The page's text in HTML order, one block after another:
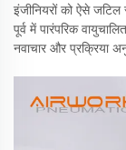
इंजीनियरों को ऐसे
पूर्व में पारंपरिक
नवाचार और प्रक्रिया